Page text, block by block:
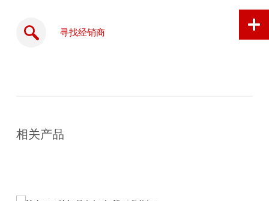
寻找经销商
购
相关产品